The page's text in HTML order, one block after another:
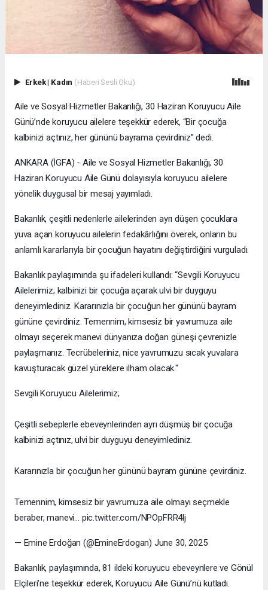
Erkek| Kadın (Haberi Sesli Oku)
Aile ve Sosyal Hizmetler Bakanlığı, 30 Haziran Koruyucu Aile
Günü’nde koruyucu ailelere teşekkür ederek, “Bir çocuğa
kalbinizi açtınız, her gününü bayrama çevirdiniz” dedi.
ANKARA (İGFA) - Aile ve Sosyal Hizmetler Bakanlığı, 30
Haziran Koruyucu Aile Günü dolayısıyla koruyucu ailelere
yönelik duygusal bir mesaj yayımladı.
Bakanlık, çeşitli nedenlerle ailelerinden ayrı düşen çocuklara
yuva açan koruyucu ailelerin fedakârlığını överek, onların bu
anlamlı kararlarıyla bir çocuğun hayatını değiştirdiğini vurguladı.
Bakanlık paylaşımında şu ifadeleri kullandı: “Sevgili Koruyucu
Ailelerimiz; kalbinizi bir çocuğa açarak ulvi bir duyguyu
deneyimlediniz. Kararınızla bir çocuğun her gününü bayram
gününe çevirdiniz. Temennim, kimsesiz bir yavrumuza aile
olmayı seçerek manevi dünyanıza doğan güneşi çevrenizle
paylaşmanız. Tecrübeleriniz, nice yavrumuzu sıcak yuvalara
kavuşturacak güzel yüreklere ilham olacak."
Sevgili Koruyucu Ailelerimiz;
Çeşitli sebeplerle ebeveynlerinden ayrı düşmüş bir çocuğa
kalbinizi açtınız, ulvi bir duyguyu deneyimlediniz.
Kararınızla bir çocuğun her gününü bayram gününe çevirdiniz.
Temennim, kimsesiz bir yavrumuza aile olmayı seçmekle
beraber, manevi… pic.twitter.com/NPOpFRR4lj
— Emine Erdoğan (@EmineErdogan) June 30, 2025
Bakanlık, paylaşımında, 81 ildeki koruyucu ebeveynlere ve Gönül
Elçileri’ne teşekkür ederek, Koruyucu Aile Günü’nü kutladı.